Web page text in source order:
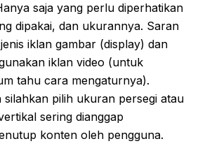
saja yang perlu diperhatikan
dipakai, dan ukurannya. Saran
iklan gambar (display) dan
iklan video (untuk
tahu cara mengaturnya).
silahkan pilih ukuran persegi atau
sering dianggap
konten oleh pengguna.